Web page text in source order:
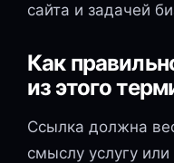
сайта и задачей
Как
из этого
Ссылка должна
смыслу услугу